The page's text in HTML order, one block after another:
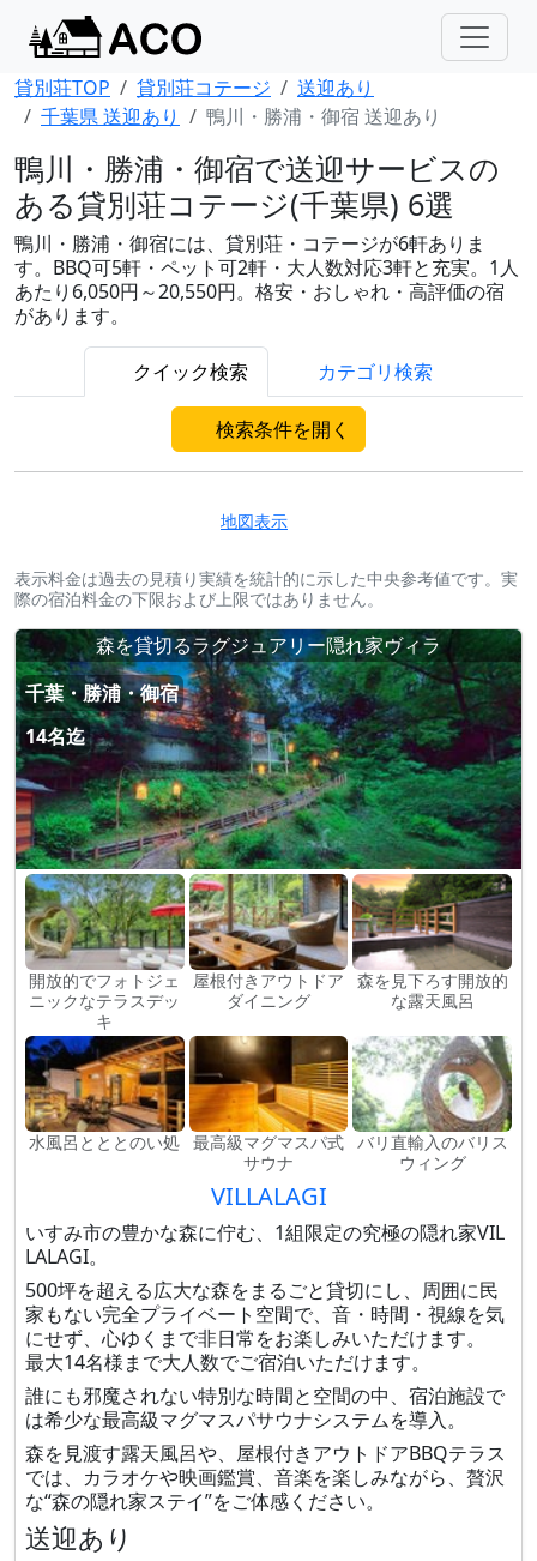
貸別荘TOP 貸別荘コテージ
送迎あり
千葉県 送迎あり
鴨川・勝浦・御宿 送迎あり
鴨川・勝浦・御宿で送迎サービスの
ある貸別荘コテージ(千葉県) 6選
鴨川・勝浦・御宿には、貸別荘・コテージが6軒ありま
す。BBQ可5軒・ペット可2軒・大人数対応3軒と充実。1人
あたり6,050円～20,550円。格安・おしゃれ・高評価の宿
があります。
クイック検索 カテゴリ検索
検索条件を開く
地図表示
表示料金は過去の見積り実績を統計的に示した中央参考値です。実
際の宿泊料金の下限および上限ではありません。
森を貸切るラグジュアリー隠れ家ヴィラ
千葉・勝浦・御宿
14名迄
開放的でフォトジェ
ニックなテラスデッ
キ
屋根付きアウトドア
ダイニング
森を見下ろす開放的
な露天風呂
水風呂とととのい処 最高級マグマスパ式
サウナ
バリ直輸入のバリス
ウィング
VILLALAGI
いすみ市の豊かな森に佇む、1組限定の究極の隠れ家VIL
LALAGI。
500坪を超える広大な森をまるごと貸切にし、周囲に民
家もない完全プライベート空間で、音・時間・視線を気
にせず、心ゆくまで非日常をお楽しみいただけます。
最大14名様まで大人数でご宿泊いただけます。
誰にも邪魔されない特別な時間と空間の中、宿泊施設で
は希少な最高級マグマスパサウナシステムを導入。
森を見渡す露天風呂や、屋根付きアウトドアBBQテラス
では、カラオケや映画鑑賞、音楽を楽しみながら、贅沢
な“森の隠れ家ステイ”をご体感ください。
送迎あり